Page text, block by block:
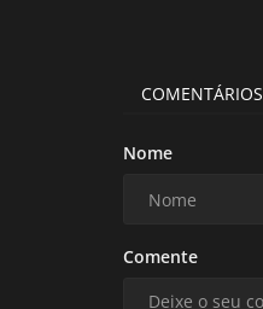
COMENTÁRIOS
Nome
Comente